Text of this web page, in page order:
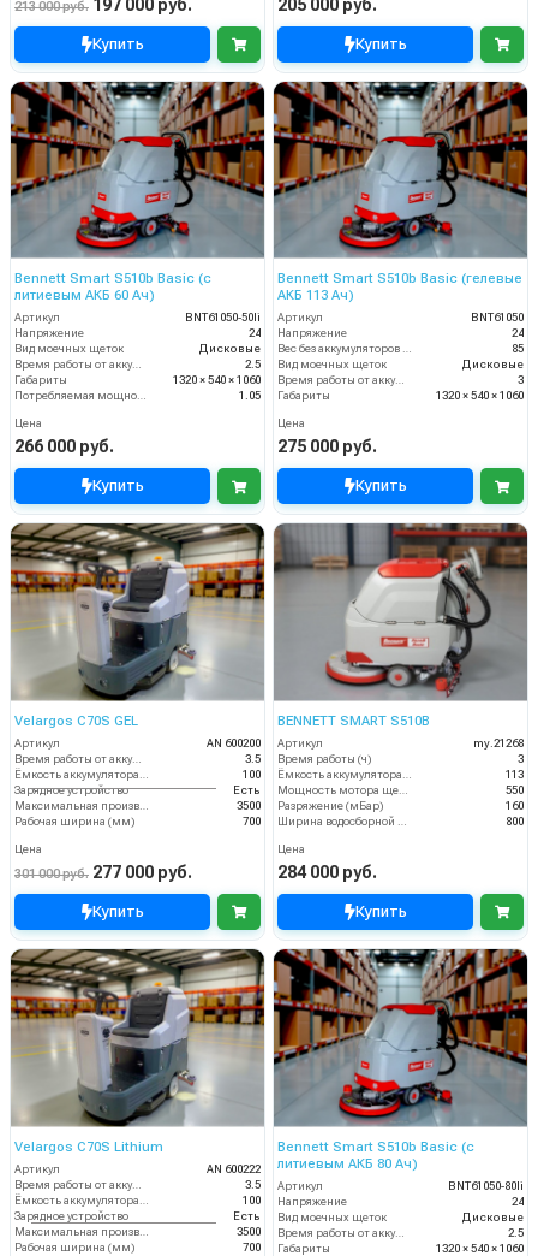
213 000 руб. 197 000 руб.
Купить
205 000 руб.
Купить
Bennett Smart S510b Basic (с
литиевым АКБ 60 Ач)
Артикул
BNT61050-50li
Напряжение
24
Вид моечных щеток
Дисковые
Время работы от аккумуляторов (ч)
2.5
Габариты
1320 × 540 × 1060
Потребляемая мощность (кВт)
1.05
Цена
266 000 руб.
Купить
Bennett Smart S510b Basic (гелевые
АКБ 113 Ач)
Артикул
BNT61050
Напряжение
24
Вес без аккумуляторов (кг)
85
Вид моечных щеток
Дисковые
Время работы от аккумуляторов (ч)
3
Габариты
1320 × 540 × 1060
Цена
275 000 руб.
Купить
Velargos C70S GEL
Артикул
AN 600200
Время работы от аккумуляторов (ч)
3.5
100
Зарядное устройство
Есть
3500
Рабочая ширина (мм)
700
Цена
301 000 руб. 277 000 руб.
Купить
BENNETT SMART S510B
Артикул
my.21268
Время работы (ч)
3
113
550
Разряжение (мБар)
160
800
Цена
284 000 руб.
Купить
Velargos C70S Lithium
Артикул
AN 600222
Время работы от аккумуляторов (ч)
3.5
100
Зарядное устройство
Есть
3500
Рабочая ширина (мм)
700
Bennett Smart S510b Basic (с
литиевым АКБ 80 Ач)
Артикул
BNT61050-80li
Напряжение
24
Вид моечных щеток
Дисковые
Время работы от аккумуляторов (ч)
2.5
Габариты
1320 × 540 × 1060